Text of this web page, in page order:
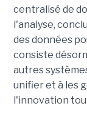
centralisé de
l'analyse,
des données
consiste
autres
unifier et à les
l'innovation